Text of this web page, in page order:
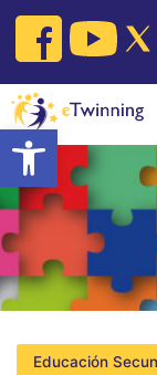
Open toolbar
Skip
content
Educación